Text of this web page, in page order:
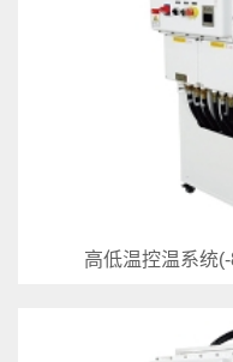
高低温控温系统